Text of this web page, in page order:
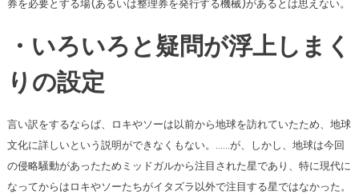
券を必要とする場(あるいは整理券を発行する機械)があるとは思えない。
・いろいろと疑問が浮上しまく
りの設定
言い訳をするならば、ロキやソーは以前から地球を訪れていたため、地球
文化に詳しいという説明ができなくもない。……が、しかし、地球は今回
の侵略騒動があったためミッドガルから注目された星であり、特に現代に
なってからはロキやソーたちがイタズラ以外で注目する星ではなかった。